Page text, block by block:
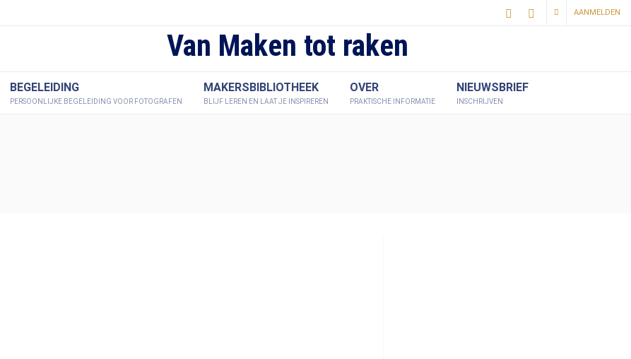
AANMELDEN
Van Maken tot raken
BEGELEIDING
PERSOONLIJKE BEGELEIDING VOOR FOTOGRAFEN
MAKERSBIBLIOTHEEK
BLIJF LEREN EN LAAT JE INSPIREREN
OVER
PRAKTISCHE INFORMATIE
NIEUWSBRIEF
INSCHRIJVEN